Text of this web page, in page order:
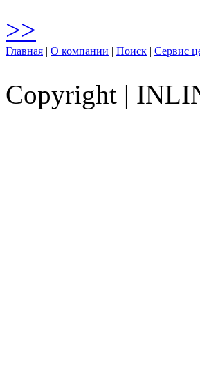
>>
Главная | О компании | Поиск | Сервис
Copyright |